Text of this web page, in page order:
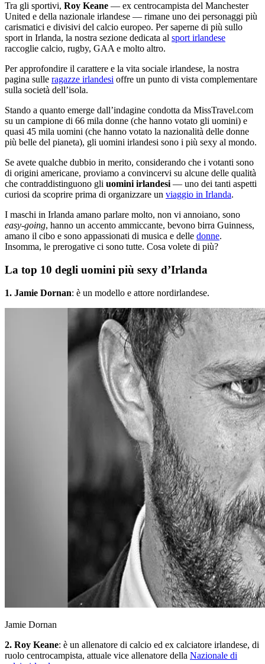
Tra gli sportivi, Roy Keane — ex centrocampista del Manchester
United e della nazionale irlandese — rimane uno dei personaggi più
carismatici e divisivi del calcio europeo. Per saperne di più sullo
sport in Irlanda, la nostra sezione dedicata al sport irlandese
raccoglie calcio, rugby, GAA e molto altro.
Per approfondire il carattere e la vita sociale irlandese, la nostra
pagina sulle ragazze irlandesi offre un punto di vista complementare
sulla società dell’isola.
Stando a quanto emerge dall’indagine condotta da MissTravel.com
su un campione di 66 mila donne (che hanno votato gli uomini) e
quasi 45 mila uomini (che hanno votato la nazionalità delle donne
più belle del pianeta), gli uomini irlandesi sono i più sexy al mondo.
Se avete qualche dubbio in merito, considerando che i votanti sono
di origini americane, proviamo a convincervi su alcune delle qualità
che contraddistinguono gli uomini irlandesi — uno dei tanti aspetti
curiosi da scoprire prima di organizzare un viaggio in Irlanda.
I maschi in Irlanda amano parlare molto, non vi annoiano, sono
easy-going, hanno un accento ammiccante, bevono birra Guinness,
amano il cibo e sono appassionati di musica e delle donne.
Insomma, le prerogative ci sono tutte. Cosa volete di più?
La top 10 degli uomini più sexy d’Irlanda
1. Jamie Dornan: è un modello e attore nordirlandese.
Jamie Dornan
2. Roy Keane: è un allenatore di calcio ed ex calciatore irlandese, di
ruolo centrocampista, attuale vice allenatore della Nazionale di